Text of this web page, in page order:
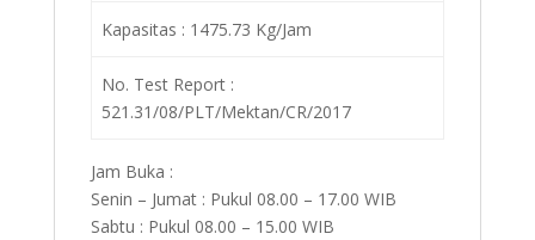
Kapasitas : 1475.73 Kg/Jam
No. Test Report :
521.31/08/PLT/Mektan/CR/2017
Jam Buka :
Senin – Jumat : Pukul 08.00 – 17.00 WIB
Sabtu : Pukul 08.00 – 15.00 WIB